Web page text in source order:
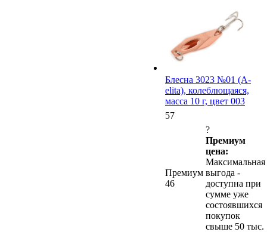
Блесна 3023 №01 (А-
elita), колеблющаяся,
масса 10 г, цвет 003
57
Премиум
46
?
Премиум
цена:
Максимальная
выгода -
доступна при
сумме уже
состоявшихся
покупок
свыше 50 тыс.